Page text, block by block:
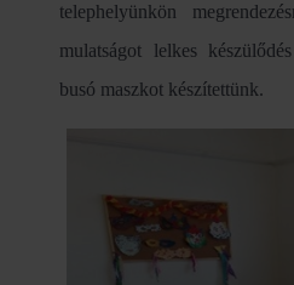
telephelyünkön
mulatságot lelkes
busó maszkot készítettünk.